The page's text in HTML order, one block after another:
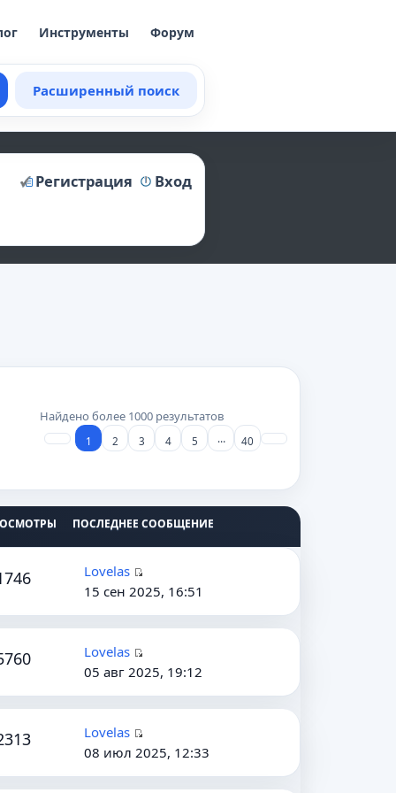
Инструменты Форум
Расширенный поиск
Вход
Регистрация
Найдено более 1000 результатов
1 2 3 4 5 … 40
ПОСЛЕДНЕЕ СООБЩЕНИЕ
Lovelas
П
р
й
и
п
с
15 сен 2025, 16:51
Lovelas
П
р
й
и
05 авг 2025, 19:12
Lovelas
П
р
08 июл 2025, 12:33